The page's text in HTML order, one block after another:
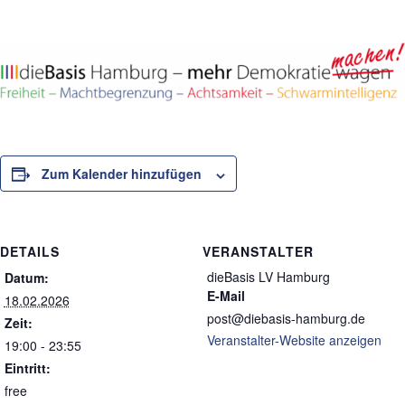
Zum Kalender hinzufügen
DETAILS
Datum:
18.02.2026
Zeit:
19:00 - 23:55
Eintritt:
free
VERANSTALTER
dieBasis LV Hamburg
E-Mail
post@diebasis-hamburg.de
Veranstalter-Website anzeigen